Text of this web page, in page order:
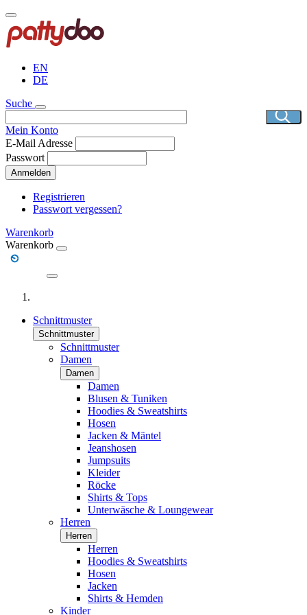
Direkt
zum
Inhalt
EN
DE
Suche
Mein Konto
E-Mail Adresse
Passwort
Anmelden
Registrieren
Passwort vergessen?
Warenkorb
Warenkorb
Schnittmuster
Schnittmuster
Schnittmuster
Damen
Damen
Damen
Blusen & Tuniken
Hoodies & Sweatshirts
Hosen
Jacken & Mäntel
Jeanshosen
Jumpsuits
Kleider
Röcke
Shirts & Tops
Unterwäsche & Loungewear
Herren
Herren
Herren
Hoodies & Sweatshirts
Hosen
Jacken
Shirts & Hemden
Kinder